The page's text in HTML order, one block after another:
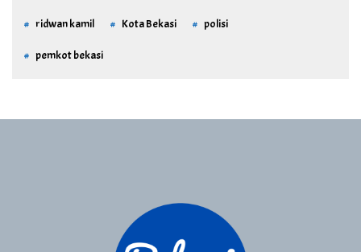
ridwan kamil Kota Bekasi polisi
pemkot bekasi